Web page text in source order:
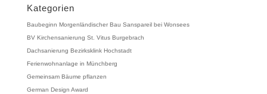
Kategorien
Baubeginn Morgenländischer Bau Sanspareil bei Wonsees
BV Kirchensanierung St. Vitus Burgebrach
Dachsanierung Bezirksklink Hochstadt
Ferienwohnanlage in Münchberg
Gemeinsam Bäume pflanzen
German Design Award